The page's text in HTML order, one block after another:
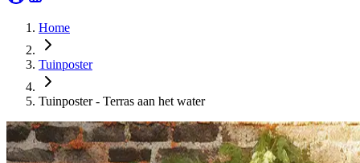
Home
Tuinposter
Tuinposter - Terras aan het water